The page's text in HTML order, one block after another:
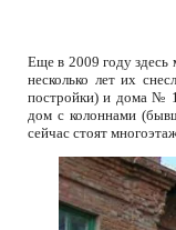
Еще в 2009 году
несколько лет их
постройки) и дома №
дом с колоннами
сейчас стоят